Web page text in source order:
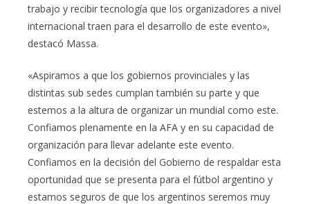
trabajo y recibir tecnología que los organizadores a nivel
internacional traen para el desarrollo de este evento»,
destacó Massa.
«Aspiramos a que los gobiernos provinciales y las
distintas sub sedes cumplan también su parte y que
estemos a la altura de organizar un mundial como este.
Confiamos plenamente en la AFA y en su capacidad de
organización para llevar adelante este evento.
Confiamos en la decisión del Gobierno de respaldar esta
oportunidad que se presenta para el fútbol argentino y
estamos seguros de que los argentinos seremos muy